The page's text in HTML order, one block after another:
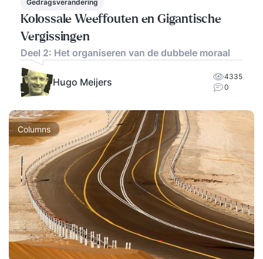
Gedragsverandering
Kolossale Weeffouten en Gigantische
Vergissingen
Deel 2: Het organiseren van de dubbele moraal
Hugo Meijers
4335
0
Columns